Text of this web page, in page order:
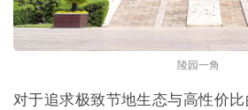
陵园一角
对于追求极致节地生态与高性价